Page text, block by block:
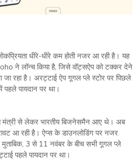
धीरे-धीरे कम होती नजर आ रही है। यह
ने लॉन्च किया है, जिसे वॉट्सऐप को टक्कर देने
रहा है। अरट्टाई ऐप गूगल प्ले स्टोर पर पिछले
पायदान पर था।
से लेकर भारतीय बिजनेसमैन आए थे। अब
आ रही है। ऐप्स के डाउनलोडिंग पर नजर
3 से 11 नवंबर के बीच सभी गूगल प्ले
पहले पायदान पर था।